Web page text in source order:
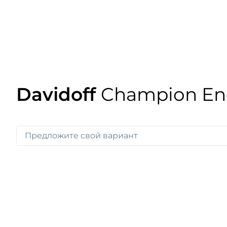
Davidoff Champion